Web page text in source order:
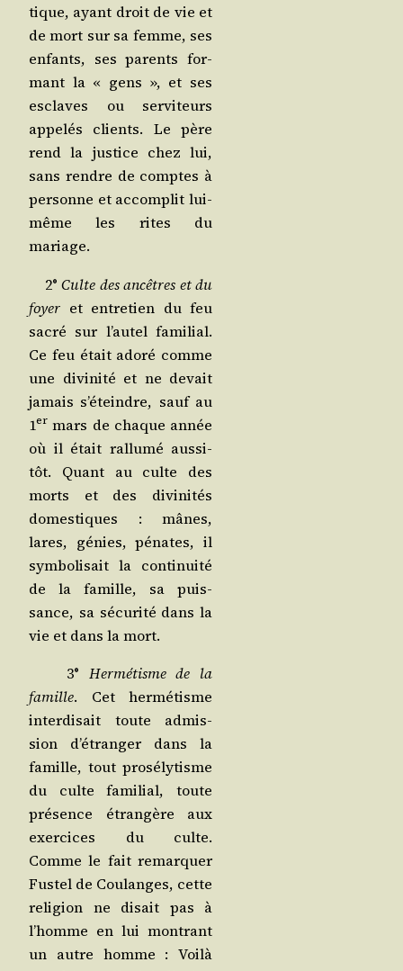
tique, ayant droit de vie et
de mort sur sa femme, ses
enfants, ses parents for­
mant la « gens », et ses
esclaves ou ser­vi­teurs
appe­lés clients. Le père
rend la jus­tice chez lui,
sans rendre de comptes à
per­sonne et accom­plit lui-
même les rites du
mariage.
2°Culte des ancêtres et du
foyer et entre­tien du feu
sacré sur l’au­tel fami­lial.
Ce feu était ado­ré comme
une divi­ni­té et ne devait
jamais s’é­teindre, sauf au
1er mars de chaque année
où il était ral­lu­mé aus­si­
tôt. Quant au culte des
morts et des divi­ni­tés
domes­tiques : mânes,
lares, génies, pénates, il
sym­bo­li­sait la conti­nui­té
de la famille, sa puis­
sance, sa sécu­ri­té dans la
vie et dans la mort.
3° Her­mé­tisme de la
famille. Cet her­mé­tisme
inter­di­sait toute admis­
sion d’é­tran­ger dans la
famille, tout pro­sé­ly­tisme
du culte fami­lial, toute
pré­sence étran­gère aux
exer­cices du culte.
Comme le fait remar­quer
Fus­tel de Cou­langes, cette
reli­gion ne disait pas à
l’homme en lui mon­trant
un autre homme : Voi­là